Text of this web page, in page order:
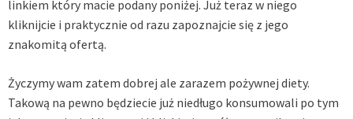
linkiem który macie podany poniżej. Już teraz w niego
kliknijcie i praktycznie od razu zapoznajcie się z jego
znakomitą ofertą.
Życzymy wam zatem dobrej ale zarazem pożywnej diety.
Takową na pewno będziecie już niedługo konsumowali po tym